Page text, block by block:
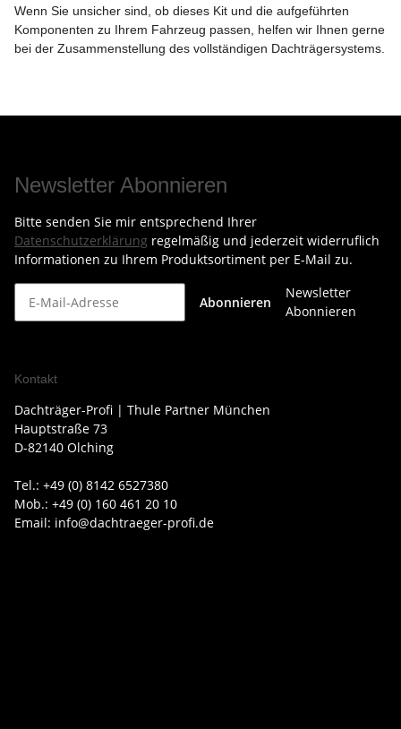
Wenn Sie unsicher sind, ob dieses Kit und die aufgeführten
Komponenten zu Ihrem Fahrzeug passen, helfen wir Ihnen gerne
bei der Zusammenstellung des vollständigen Dachträgersystems.
Newsletter Abonnieren
Bitte senden Sie mir entsprechend Ihrer
Datenschutzerklärung regelmäßig und jederzeit widerruflich
Informationen zu Ihrem Produktsortiment per E-Mail zu.
Abonnieren
Newsletter
Abonnieren
Kontakt
Dachträger-Profi | Thule Partner München
Hauptstraße 73
D-82140 Olching
Tel.: +49 (0) 8142 6527380
Mob.: +49 (0) 160 461 20 10
Email: info@dachtraeger-profi.de